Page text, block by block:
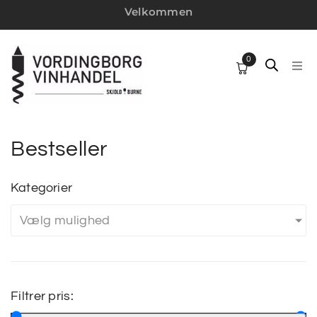
Velkommen
0
Bestseller
Kategorier
Vælg mulighed
Filtrer pris: